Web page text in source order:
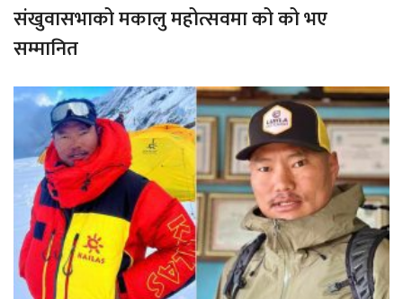
संखुवासभाको मकालु महोत्सवमा को को भए
सम्मानित